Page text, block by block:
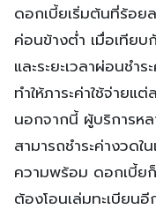
ดอกเบี้ยเริ่มต้นที่ร้อย
ค่อนข้างต่ำ เมื่อเทียบ
และระยะเวลาผ่อนช
ทำให้ภาระค่าใช้จ่ายแ
นอกจากนี้ ผู้บริการหล
สามารถชำระค่างวด
ความพร้อม ดอกเบี้ย
ต้องโอนเล่มทะเบียน